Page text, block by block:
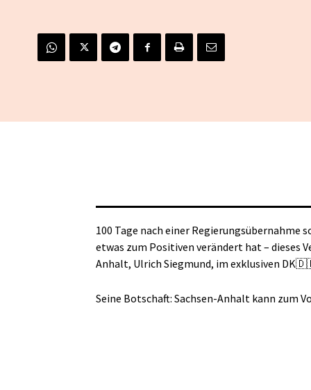
100 Tage nach einer Regierungsübernahme
etwas zum Positiven verändert hat – dieses
Anhalt, Ulrich Siegmund, im exklusiven
Seine Botschaft: Sachsen-Anhalt kann zum